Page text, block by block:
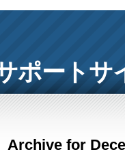
ポートサ
Archive for